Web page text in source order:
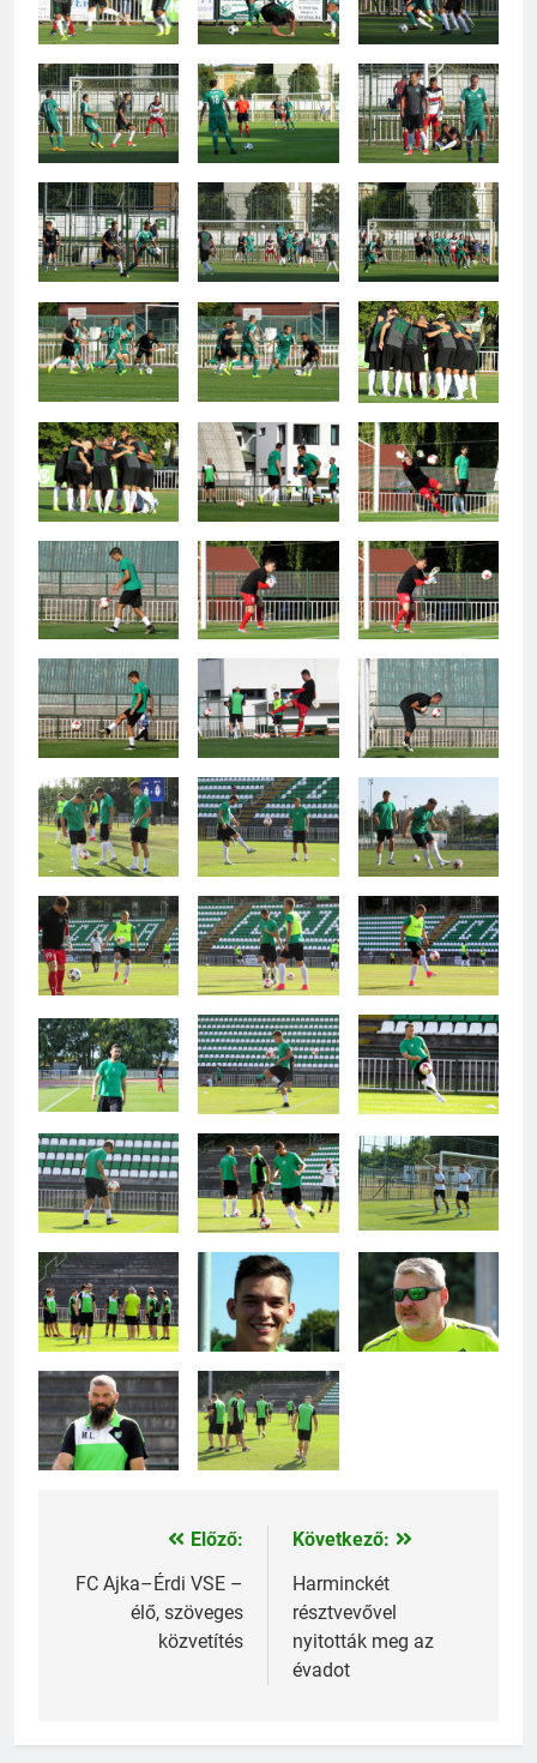
Bejegyzés
navigáció
Előző:
FC Ajka–Érdi VSE –
élő, szöveges
közvetítés
Következő:
Harminckét
résztvevővel
nyitották meg az
évadot